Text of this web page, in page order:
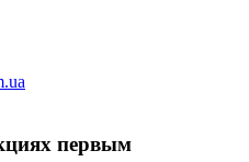
первым